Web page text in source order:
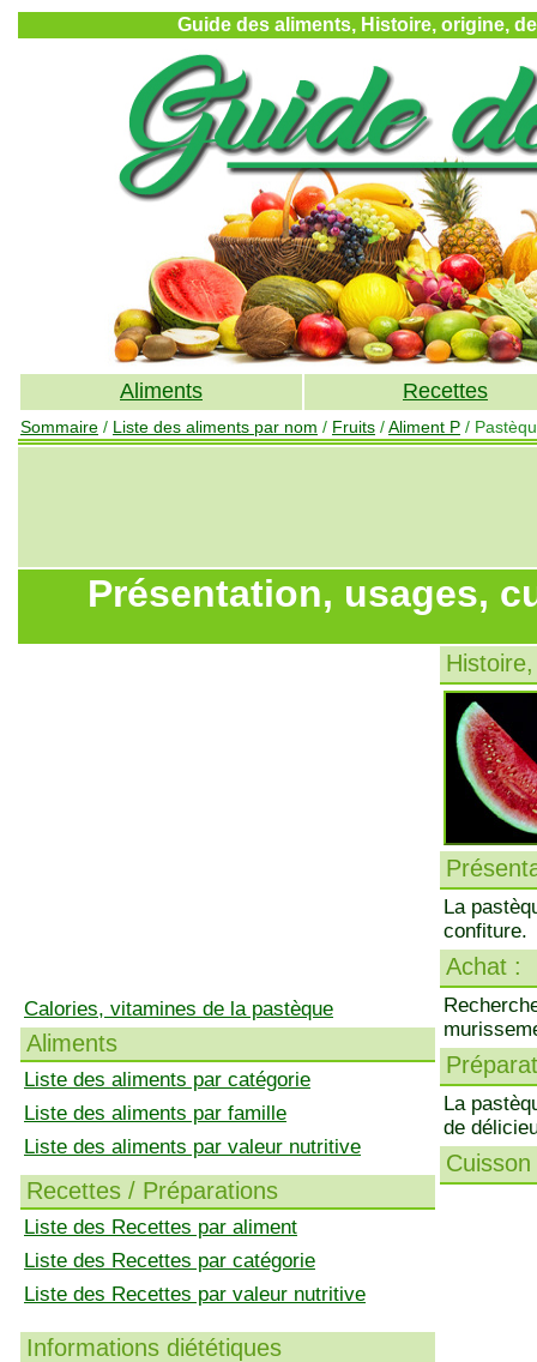
Guide des aliments, Histoire, origine,
Aliments Recettes
Sommaire / Liste des aliments par nom / Fruits /Aliment P /
Présentation, usages,
Calories, vitamines de la pastèque
Aliments
Liste des aliments par catégorie
Liste des aliments par famille
Liste des aliments par valeur nutritive
Recettes / Préparations
Liste des Recettes par aliment
Liste des Recettes par catégorie
Liste des Recettes par valeur nutritive
Informations diététiques
La
confiture.
Achat :
La
de
Cuisson